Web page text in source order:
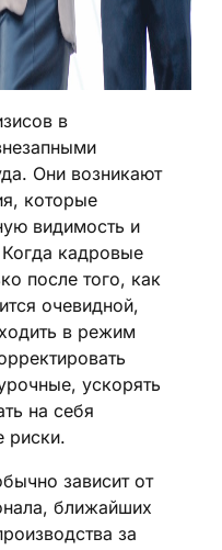
в
Они возникают
которые
видимость и
кадровые
после того, как
очевидной,
в режим
ускорять
на себя
риски.
зависит от
ближайших
за